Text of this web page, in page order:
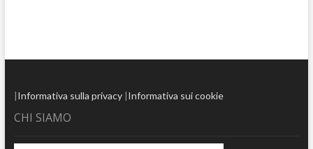
|Informativa sulla privacy|Informativa sui cookie
CHI SIAMO